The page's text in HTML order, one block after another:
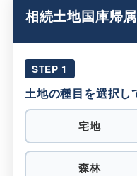
相続土地国庫帰
STEP 1
土地の種目を選択し
宅地
森林